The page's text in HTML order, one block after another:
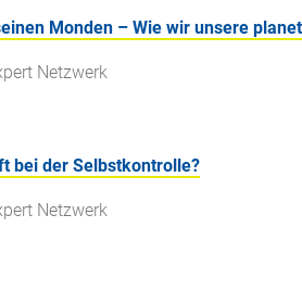
Monden – Wie wir unsere
Netzwerk
bei der Selbstkontrolle?
Netzwerk